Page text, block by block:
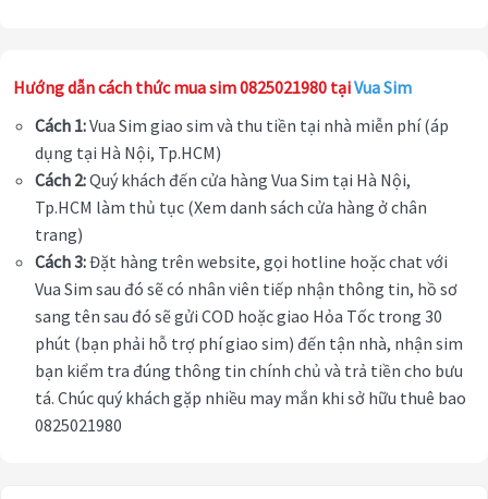
Hướng dẫn cách thức mua sim 0825021980 tạiVua Sim
Cách 1:Vua Sim giao sim và thu tiền tại nhà miễn phí (áp
dụng tại Hà Nội, Tp.HCM)
Cách 2:Quý khách đến cửa hàng Vua Sim tại Hà Nội,
Tp.HCM làm thủ tục (Xem danh sách cửa hàng ở chân
trang)
Cách 3:Đặt hàng trên website, gọi hotline hoặc chat với
Vua Sim sau đó sẽ có nhân viên tiếp nhận thông tin, hồ sơ
sang tên sau đó sẽ gửi COD hoặc giao Hỏa Tốc trong 30
phút (bạn phải hỗ trợ phí giao sim) đến tận nhà, nhận sim
bạn kiểm tra đúng thông tin chính chủ và trả tiền cho bưu
tá. Chúc quý khách gặp nhiều may mắn khi sở hữu thuê bao
0825021980